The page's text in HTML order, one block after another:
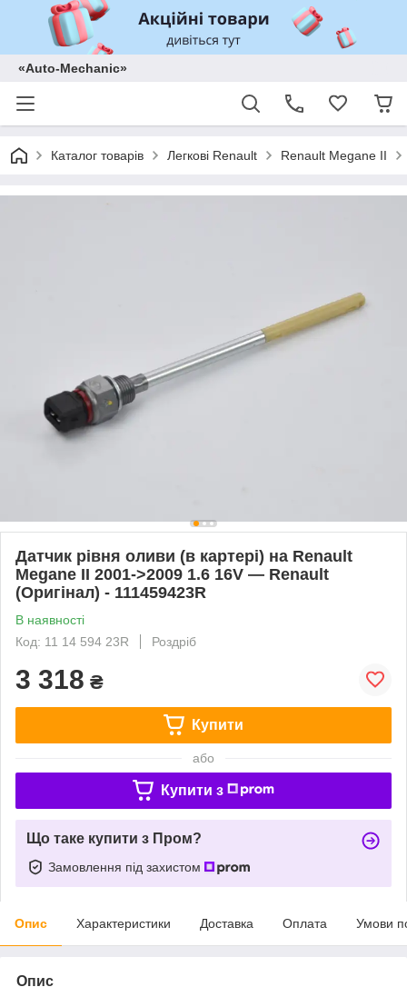
«Auto-Mechanic»
Каталог товарів Легкові Renault Renault Megane II
Датчик рівня оливи (в картері) на Renault
Megane II 2001->2009 1.6 16V — Renault
(Оригінал) - 111459423R
В наявності
Код: 11 14 594 23R
Роздріб
3 318 ₴
Купити
або
Купити з
Що таке купити з Пром?
Замовлення під захистом
Опис Характеристики Доставка Оплата Умови
Опис